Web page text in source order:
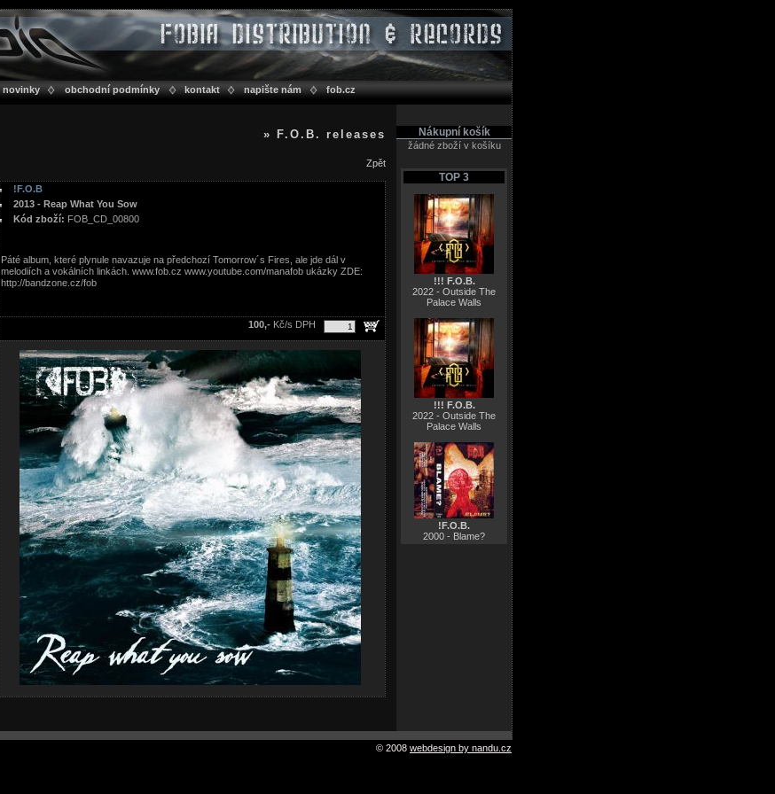
novinky obchodní podmínky kontakt napište nám fob.cz
» F.O.B. releases
Zpět
!F.O.B
2013 - Reap What You Sow
Kód zboží: FOB_CD_00800
Páté album, které plynule navazuje na předchozí Tomorrow´s Fires, ale jde dál v
melodiích a vokálních linkách. www.fob.cz www.youtube.com/manafob ukázky ZDE:
http://bandzone.cz/fob
100,-Kč/s DPH
Nákupní košík
žádné zboží v košíku
TOP 3
!!! F.O.B.
2022 - Outside The
Palace Walls
!!! F.O.B.
2022 - Outside The
Palace Walls
!F.O.B.
2000 - Blame?
© 2008 webdesign by nandu.cz